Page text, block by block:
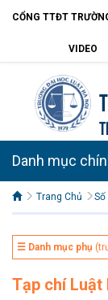
CỔNG TTĐT
VIDEO
Danh mục
Trang Chủ
☰ Danh mục phụ
Tạp chí Luật